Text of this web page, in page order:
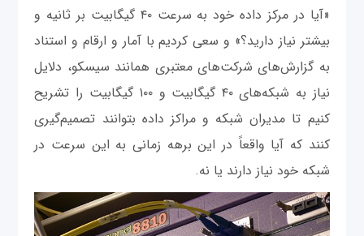
«آیا در مرکز داده خود به سرعت ۴۰ گیگابیت بر ثانیه و
بیشتر نیاز دارید؟» و سعی کردیم با آمار و ارقام و استناد
به گزارش‌های شرکت‌های معتبری همانند سیسکو، دلایل
نیاز به شبکه‌های ۴۰ گیگابیت و ۱۰۰ گیگابیت را تشریح
کنیم تا مدیران شبکه و مراکز داده بتوانند تصمیم‌گیری
کنند که آیا واقعاً در این برهه زمانی به این سرعت در
شبکه خود نیاز دارند یا نه.